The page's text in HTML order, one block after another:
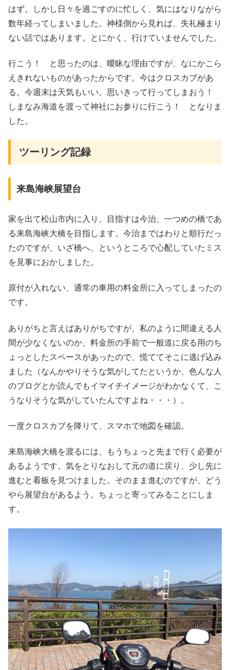
はず。しかし日々を過ごすのに忙しく、気にはなりながら
数年経ってしまいました。神様側から見れば、失礼極まり
ない話ではあります。とにかく、行けていませんでした。
行こう！ と思ったのは、曖昧な理由ですが、なにかこら
えきれないものがあったからです。今はクロスカブがあ
る。今週末は天気もいい。思いきって行ってしまおう！
しまなみ海道を渡って神社にお参りに行こう！ となりま
した。
ツーリング記録
来島海峡展望台
家を出て松山市内に入り、目指すは今治、一つめの橋であ
る来島海峡大橋を目指します。今治まではわりと順行だっ
たのですが、いざ橋へ、というところで心配していたミス
を見事におかしました。
原付が入れない、通常の車用の料金所に入ってしまったの
です。
ありがちと言えばありがちですが、私のように間違える人
間が少なくないのか、料金所の手前で一般道に戻る用のち
ょっとしたスペースがあったので、慌ててそこに逃げ込み
ました（なんかやりそうな気がしてたというか、色んな人
のブログとか読んでもイマイチイメージがわかなくて、こ
うなりそうな気がしていたんですよね・・・）。
一度クロスカブを降りて、スマホで地図を確認。
来島海峡大橋を渡るには、もうちょっと先まで行く必要が
あるようです。気をとりなおして元の道に戻り、少し先に
進むと看板を見つけました。そのまま進むのですが、どう
やら展望台があるよう。ちょっと寄ってみることにしま
す。